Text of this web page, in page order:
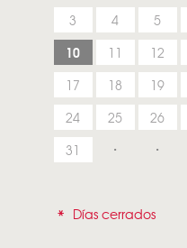
3 4 5
10 11 12
17 18 19
24 25 26
31
* Días cerrados